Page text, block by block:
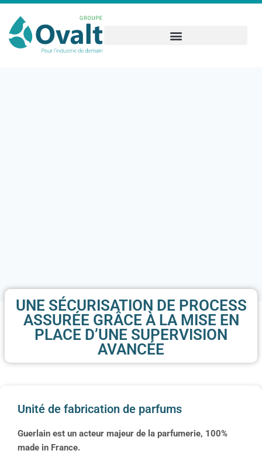
UNE SÉCURISATION DE PROCESS
ASSURÉE GRÂCE À LA MISE EN
PLACE D’UNE SUPERVISION
AVANCÉE
Unité de fabrication de parfums
Guerlain est un acteur majeur de la parfumerie, 100%
made in France.